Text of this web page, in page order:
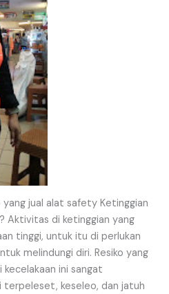
jual alat safety Ketinggian
Aktivitas di ketinggian yang
tinggi, untuk itu di perlukan
melindungi diri. Resiko yang
ini sangat
keseleo, dan jatuh